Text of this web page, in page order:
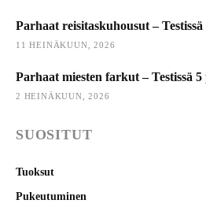
Parhaat reisitaskuhousut – Testissä
11 HEINÄKUUN, 2026
Parhaat miesten farkut – Testissä 5
2 HEINÄKUUN, 2026
SUOSITUT
Tuoksut
Pukeutuminen